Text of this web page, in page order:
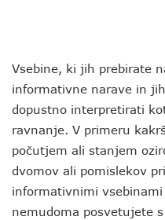
Vsebine, ki jih prebirate
informativne narave in
dopustno interpretirati
ravnanje. V primeru
počutjem ali stanjem
dvomov ali pomislekov
informativnimi
nemudoma posvetujete